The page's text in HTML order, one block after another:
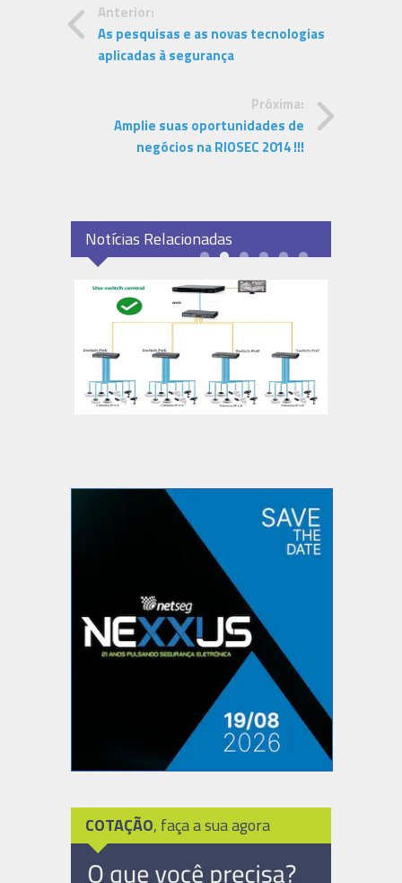
Anterior:
As pesquisas e as novas tecnologias
aplicadas à segurança
Próxima:
Amplie suas oportunidades de
negócios na RIOSEC 2014 !!!
Notícias Relacionadas
COTAÇÃO, faça a sua agora